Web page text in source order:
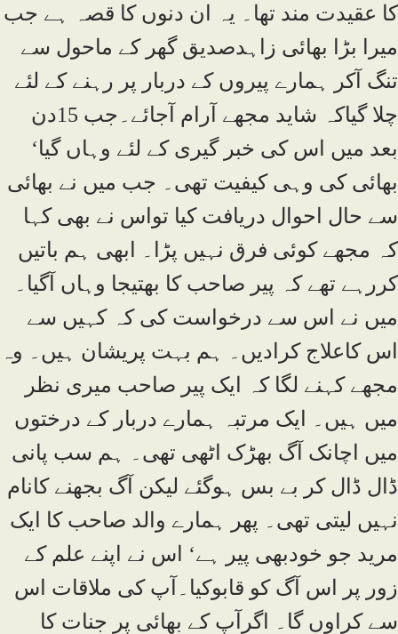
کا عقیدت مند تھا۔ یہ ان دنوں کا قصہ ہے جب
میرا بڑا بھائی زاہدصدیق گھر کے ماحول سے
تنگ آکر ہمارے پیروں کے دربار پر رہنے کے لئے
چلا گیاکہ شاید مجھے آرام آجائے۔جب 15دن
بعد میں اس کی خبر گیری کے لئے وہاں گیا‘
بھائی کی وہی کیفیت تھی۔ جب میں نے بھائی
سے حال احوال دریافت کیا تواس نے بھی کہا
کہ مجھے کوئی فرق نہیں پڑا۔ ابھی ہم باتیں
کررہے تھے کہ پیر صاحب کا بھتیجا وہاں آگیا۔
میں نے اس سے درخواست کی کہ کہیں سے
اس کاعلاج کرادیں۔ ہم بہت پریشان ہیں۔ وہ
مجھے کہنے لگا کہ ایک پیر صاحب میری نظر
میں ہیں۔ ایک مرتبہ ہمارے دربار کے درختوں
میں اچانک آگ بھڑک اٹھی تھی۔ ہم سب پانی
ڈال ڈال کر بے بس ہوگئے لیکن آگ بجھنے کانام
نہیں لیتی تھی۔ پھر ہمارے والد صاحب کا ایک
مرید جو خودبھی پیر ہے‘ اس نے اپنے علم کے
زور پر اس آگ کو قابوکیا۔آپ کی ملاقات اس
سے کراوں گا۔ اگرآپ کے بھائی پر جنات کا